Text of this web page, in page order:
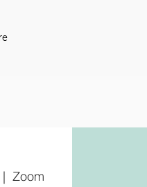
Zoom